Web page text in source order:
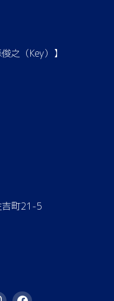
之（Key）】
町21-5